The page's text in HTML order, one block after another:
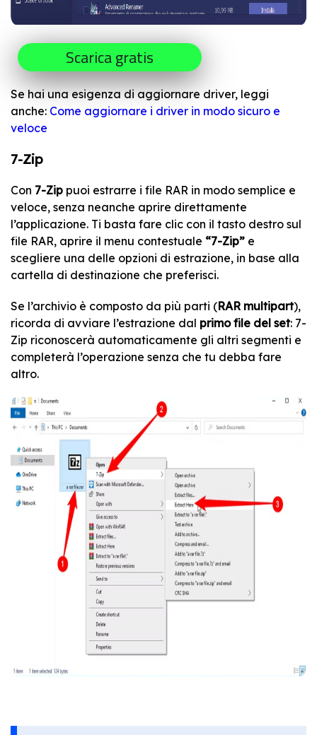
Scarica gratis
Se hai una esigenza di aggiornare driver, leggi
anche: Come aggiornare i driver in modo sicuro e
veloce
7-Zip
Con 7-Zip puoi estrarre i file RAR in modo semplice e
veloce, senza neanche aprire direttamente
l’applicazione. Ti basta fare clic con il tasto destro sul
file RAR, aprire il menu contestuale “7-Zip” e
scegliere una delle opzioni di estrazione, in base alla
cartella di destinazione che preferisci.
Se l’archivio è composto da più parti (RAR multipart),
ricorda di avviare l’estrazione dal primo file del set: 7-
Zip riconoscerà automaticamente gli altri segmenti e
completerà l’operazione senza che tu debba fare
altro.